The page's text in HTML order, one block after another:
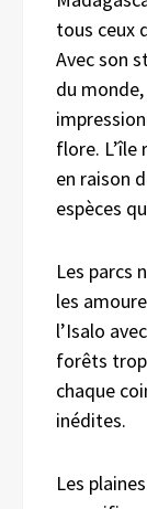
tous ceux
Avec son
du
flore. L’île
en raison
espèces
Les parcs
les
l’Isalo
forêts
chaque
inédites.
Les